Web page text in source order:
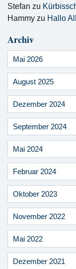
Stefan zu
Hammy zu Hallo
Archiv
Mai 2026
August 2025
Dezember 2024
September 2024
Mai 2024
Februar 2024
Oktober 2023
November 2022
Mai 2022
Dezember 2021